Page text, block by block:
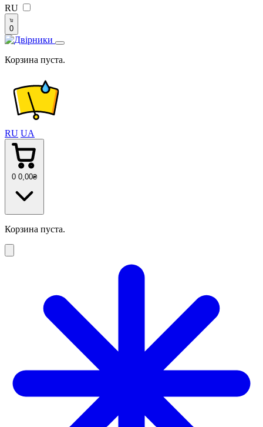
RU
0
Корзина пуста.
RU UA
0 0 ,00₴
Корзина пуста.